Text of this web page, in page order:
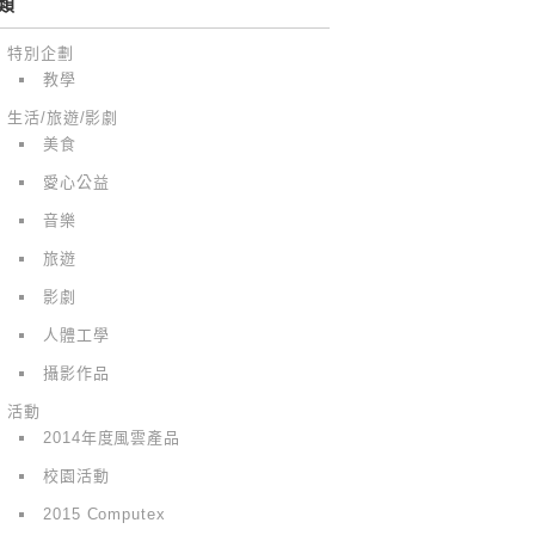
特別企劃
教學
生活/旅遊/影劇
美食
愛心公益
音樂
旅遊
影劇
人體工學
攝影作品
活動
2014年度風雲產品
校園活動
2015 Computex